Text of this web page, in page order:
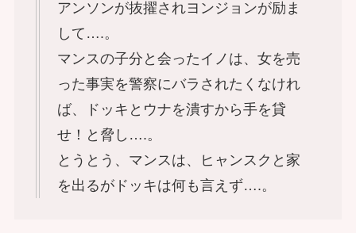
アンソンが抜擢されヨンジョンが励ま
して….。
マンスの子分と会ったイノは、女を売
った事実を警察にバラされたくなけれ
ば、ドッキとウナを潰すから手を貸
せ！と脅し….。
とうとう、マンスは、ヒャンスクと家
を出るがドッキは何も言えず….。